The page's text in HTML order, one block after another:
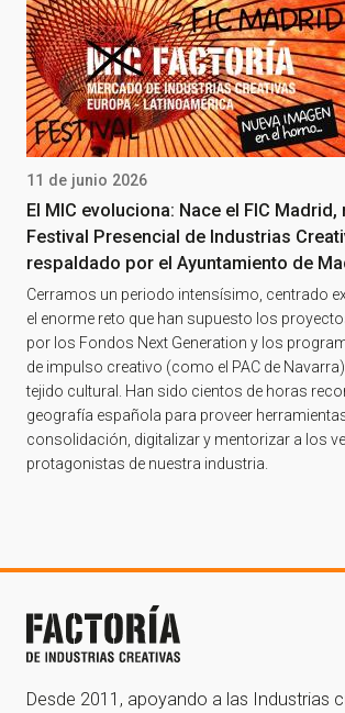
11 de junio 2026
El MIC evoluciona: Nace el FIC
Festival Presencial de Industrias
respaldado por el Ayuntamiento de
Cerramos un periodo intensísimo, centrado
el enorme reto que han supuesto los
por los Fondos Next Generation y los
de impulso creativo (como el PAC de
tejido cultural. Han sido cientos de horas
geografía española para proveer
consolidación, digitalizar y mentorizar a los
protagonistas de nuestra industria.
Desde 2011, apoyando a las Industrias